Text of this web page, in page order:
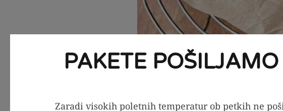
PAKETE
Zaradi visokih poletnih temperatur ob petkih ne